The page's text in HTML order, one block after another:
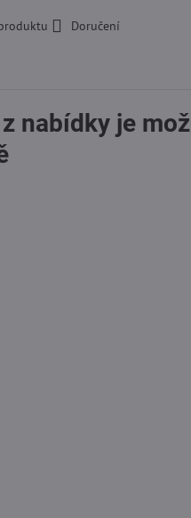
Doručení
nabídky je